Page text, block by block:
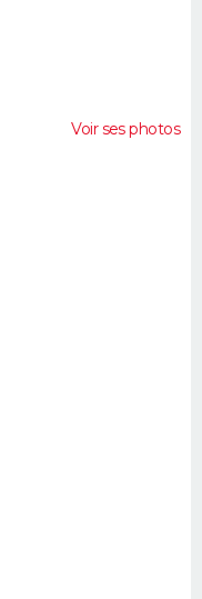
Voir ses photos